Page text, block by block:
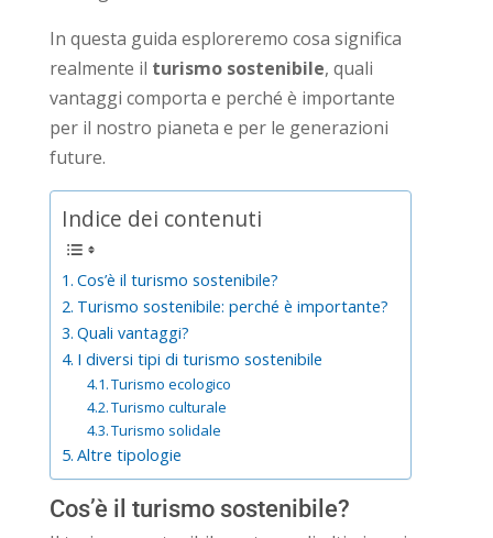
In questa guida esploreremo cosa significa
realmente il turismo sostenibile, quali
vantaggi comporta e perché è importante
per il nostro pianeta e per le generazioni
future.
Indice dei contenuti
Cos’è il turismo sostenibile?
Turismo sostenibile: perché è importante?
Quali vantaggi?
I diversi tipi di turismo sostenibile
Turismo ecologico
Turismo culturale
Turismo solidale
Altre tipologie
Cos’è il turismo sostenibile?